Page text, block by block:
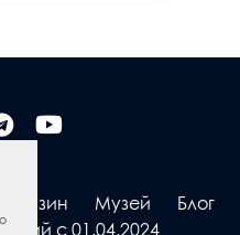
Магазин Музей
Блог
с 01.04.2024